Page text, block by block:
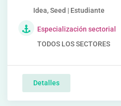
Idea, Seed | Estudiante
Especialización sectorial
TODOS LOS SECTORES
Detalles